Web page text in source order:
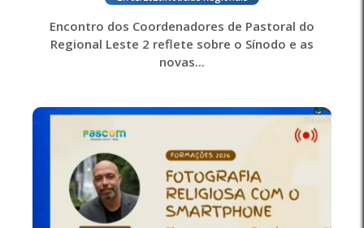
Encontro dos Coordenadores de Pastoral do
Regional Leste 2 reflete sobre o Sínodo e as
novas...